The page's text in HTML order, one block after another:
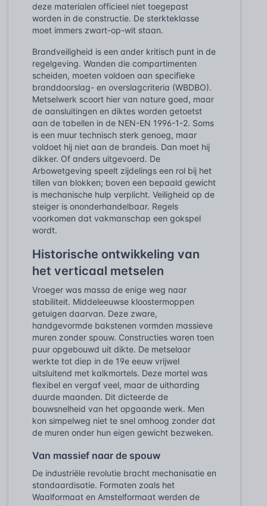
deze materialen officieel niet toegepast
worden in de constructie. De sterkteklasse
moet immers zwart-op-wit staan.
Brandveiligheid is een ander kritisch punt in de
regelgeving. Wanden die compartimenten
scheiden, moeten voldoen aan specifieke
branddoorslag- en overslagcriteria (WBDBO).
Metselwerk scoort hier van nature goed, maar
de aansluitingen en diktes worden getoetst
aan de tabellen in de NEN-EN 1996-1-2. Soms
is een muur technisch sterk genoeg, maar
voldoet hij niet aan de brandeis. Dan moet hij
dikker. Of anders uitgevoerd. De
Arbowetgeving speelt zijdelings een rol bij het
tillen van blokken; boven een bepaald gewicht
is mechanische hulp verplicht. Veiligheid op de
steiger is ononderhandelbaar. Regels
voorkomen dat vakmanschap een gokspel
wordt.
Historische ontwikkeling van
het verticaal metselen
Vroeger was massa de enige weg naar
stabiliteit. Middeleeuwse kloostermoppen
getuigen daarvan. Deze zware,
handgevormde bakstenen vormden massieve
muren zonder spouw. Constructies waren toen
puur opgebouwd uit dikte. De metselaar
werkte tot diep in de 19e eeuw vrijwel
uitsluitend met kalkmortels. Deze mortel was
flexibel en vergaf veel, maar de uitharding
duurde maanden. Dit dicteerde de
bouwsnelheid van het opgaande werk. Men
kon simpelweg niet te snel omhoog zonder dat
de muren onder hun eigen gewicht bezweken.
Van massief naar de spouw
De industriële revolutie bracht mechanisatie en
standaardisatie. Formaten zoals het
Waalformaat en Amstelformaat werden de